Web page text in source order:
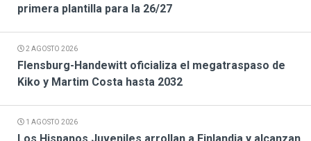
primera plantilla para la 26/27
2 AGOSTO 2026
Flensburg-Handewitt oficializa el megatraspaso de
Kiko y Martim Costa hasta 2032
1 AGOSTO 2026